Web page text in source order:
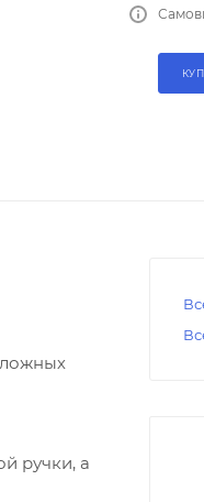
ручки, а